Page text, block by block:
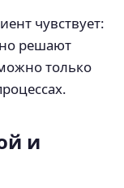
чувствует:
решают
только
и